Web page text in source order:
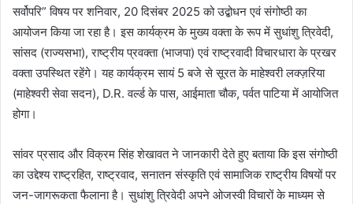
a
n
e
m
a
सर्वोपरि” विषय पर शनिवार, 20 दिसंबर 2025 को उद्बोधन एवं संगोष्ठी का
आयोजन किया जा रहा है। इस कार्यक्रम के मुख्य वक्ता के रूप में सुधांशु त्रिवेदी,
सांसद (राज्यसभा), राष्ट्रीय प्रवक्ता (भाजपा) एवं राष्ट्रवादी विचारधारा के प्रखर
वक्ता उपस्थित रहेंगे। यह कार्यक्रम सायं 5 बजे से सूरत के माहेश्वरी लक्ज़रिया
(माहेश्वरी सेवा सदन), D.R. वर्ल्ड के पास, आईमाता चौक, पर्वत पाटिया में आयोजित
होगा।
सांवर प्रसाद और विक्रम सिंह शेखावत ने जानकारी देते हुए बताया कि इस संगोष्ठी
का उद्देश्य राष्ट्रहित, राष्ट्रवाद, सनातन संस्कृति एवं सामाजिक राष्ट्रीय विषयों पर
जन-जागरूकता फैलाना है। सुधांशु त्रिवेदी अपने ओजस्वी विचारों के माध्यम से